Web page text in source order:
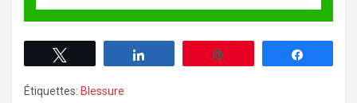
Étiquettes: Blessure